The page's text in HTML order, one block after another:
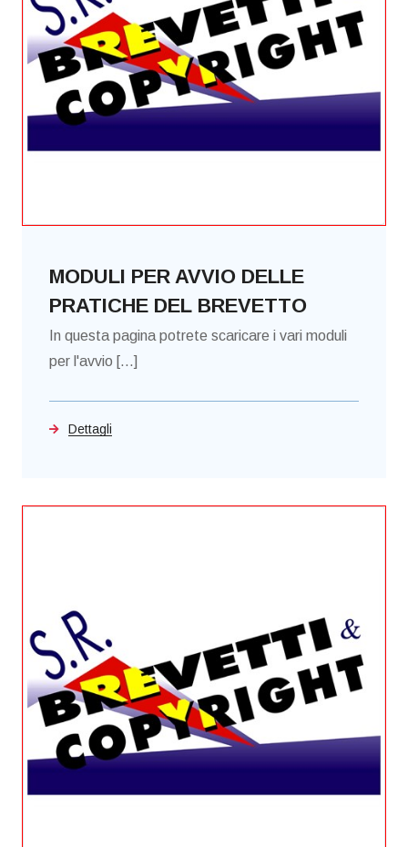
MODULI PER AVVIO DELLE
PRATICHE DEL BREVETTO
In questa pagina potrete scaricare i vari moduli
per l'avvio [...]
Dettagli